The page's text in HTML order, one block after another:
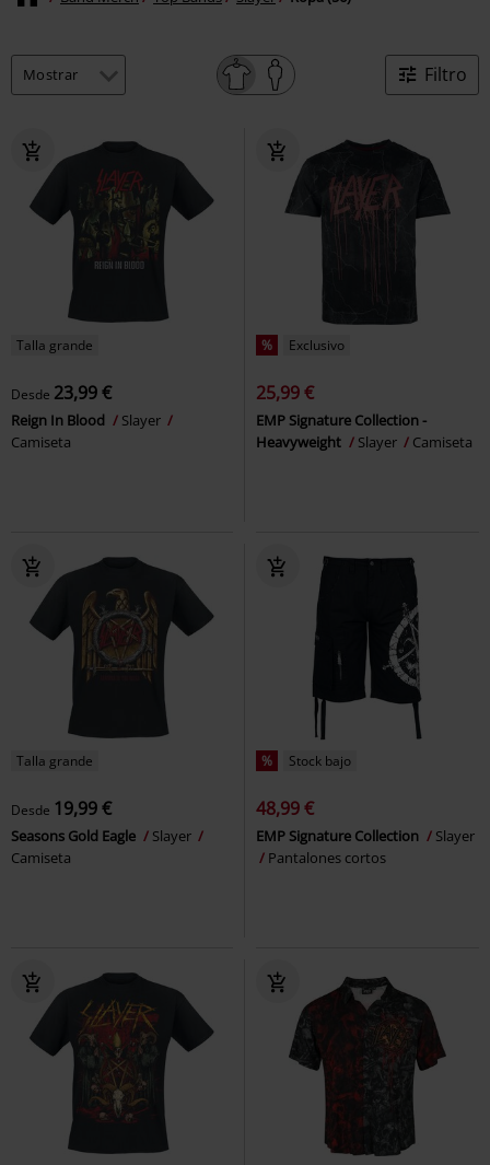
Filtro
Talla grande
Desde 23,99 €
Reign In Blood
Slayer
Camiseta
% Exclusivo
25,99 €
EMP Signature Collection -
Heavyweight
Slayer Camiseta
Talla grande
Desde 19,99 €
Seasons Gold Eagle
Slayer
Camiseta
% Stock bajo
48,99 €
EMP Signature Collection
Slayer
Pantalones cortos